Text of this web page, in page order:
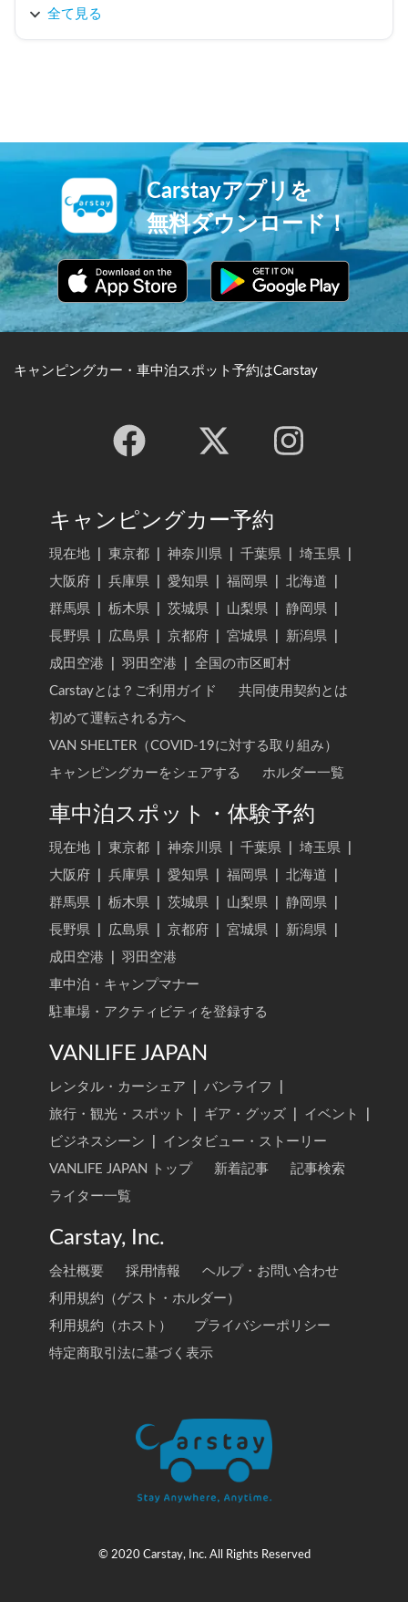
ーは毎回豆から引いて美味しかったです。また利用した
全て見る
Carstayアプリを
無料ダウンロード！
キャンピングカー・車中泊スポット予約はCarstay
キャンピングカー予約
現在地 東京都 神奈川県 千葉県 埼玉県
大阪府
兵庫県 愛知県 福岡県 北海道
群馬県
栃木県 茨城県 山梨県 静岡県
長野県
広島県 京都府 宮城県 新潟県
成田空港
羽田空港
全国の市区町村
Carstayとは？ご利用ガイド
共同使用契約とは
初めて運転される方へ
VAN SHELTER（COVID-19に対する取り組み）
キャンピングカーをシェアする
ホルダー一覧
車中泊スポット・体験予約
現在地 東京都 神奈川県 千葉県 埼玉県
大阪府
兵庫県 愛知県 福岡県 北海道
群馬県
栃木県 茨城県 山梨県 静岡県
長野県
広島県 京都府 宮城県 新潟県
成田空港
羽田空港
車中泊・キャンプマナー
駐車場・アクティビティを登録する
VANLIFE JAPAN
レンタル・カーシェア バンライフ
旅行・観光・スポット
ギア・グッズ イベント
ビジネスシーン
インタビュー・ストーリー
VANLIFE JAPAN トップ
新着記事
記事検索
ライター一覧
Carstay, Inc.
会社概要 採用情報
ヘルプ・お問い合わせ
利用規約（ゲスト・ホルダー）
利用規約（ホスト）
プライバシーポリシー
特定商取引法に基づく表示
© 2020 Carstay, Inc. All Rights Reserved